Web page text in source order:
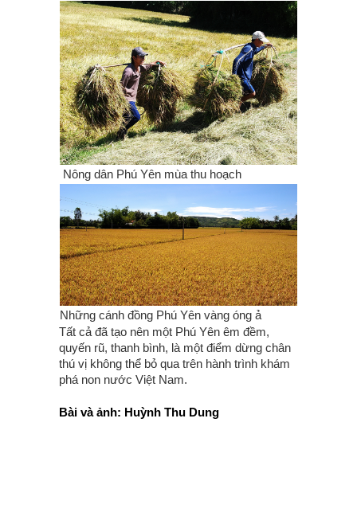
Nông dân Phú Yên mùa thu hoạch
Những cánh đồng Phú Yên vàng óng ả
Tất cả đã tạo nên một Phú Yên êm đềm,
quyến rũ, thanh bình, là một điểm dừng chân
thú vị không thể bỏ qua trên hành trình khám
phá non nước Việt Nam.
Bài và ảnh: Huỳnh Thu Dung